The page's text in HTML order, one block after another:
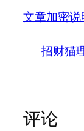
文章加密说
招财猫
评论